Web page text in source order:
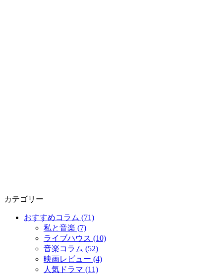
カテゴリー
おすすめコラム (71)
私と音楽 (7)
ライブハウス (10)
音楽コラム (52)
映画レビュー (4)
人気ドラマ (11)